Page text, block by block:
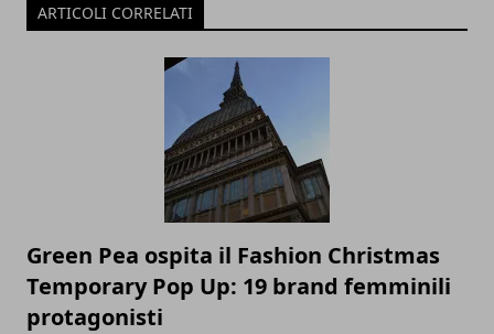
ARTICOLI CORRELATI
Green Pea ospita il Fashion Christmas
Temporary Pop Up: 19 brand femminili
protagonisti